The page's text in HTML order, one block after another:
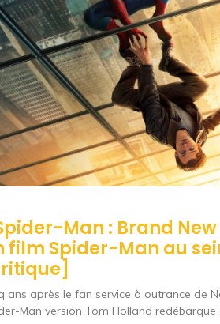
Man : Brand New
film Spider-Man au
ans après le fan service à outrance de
Man version Tom Holland redébarque